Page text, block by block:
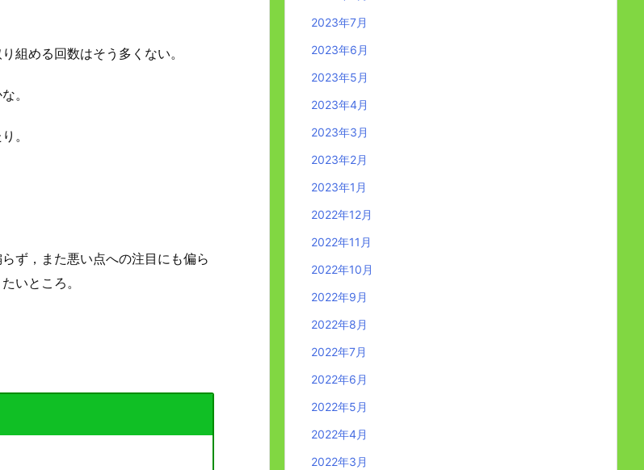
組める回数はそう多くない。
。
。
ず，また悪い点への注目にも偏ら
いところ。
2023年7月
2023年6月
2023年5月
2023年4月
2023年3月
2023年2月
2023年1月
2022年12月
2022年11月
2022年10月
2022年9月
2022年8月
2022年7月
2022年6月
2022年5月
2022年4月
2022年3月